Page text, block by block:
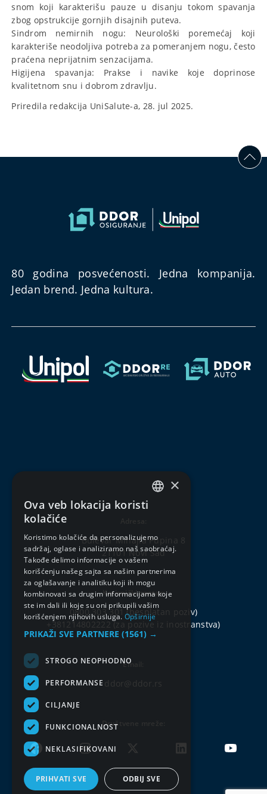
snom koji karakterišu pauze u disanju tokom spavanja
zbog opstrukcije gornjih disajnih puteva.
Sindrom nemirnih nogu: Neurološki poremećaj koji
karakteriše neodoljiva potreba za pomeranjem nogu, često
praćena neprijatnim senzacijama.
Higijena spavanja: Prakse i navike koje doprinose
kvalitetnom snu i dobrom zdravlju.
Priredila redakcija UniSalute-a, 28. jul 2025.
80 godina posvećenosti. Jedna kompanija.
Jedan brend. Jedna kultura.
Bulevar Mihajla Pupina 8
21101 Novi Sad
Korisnički centar:
0800 303 301(besplatan poziv)
+381214802222 (za pozive iz inostranstva)
Email:
ddor@ddor.rs
Društvene mreže:
×
Ova veb lokacija koristi
kolačiće
Koristimo kolačiće da personalizujemo
sadržaj, oglase i analiziramo naš saobraćaj.
Takođe delimo informacije o vašem
korišćenju našeg sajta sa našim partnerima
za oglašavanje i analitiku koji ih mogu
kombinovati sa drugim informacijama koje
ste im dali ili koje su oni prikupili vašim
korišćenjem njihovih usluga. Opširnije
PRIKAŽI SVE PARTNERE (1561) →
STROGO NEOPHODNO
PERFORMANSE
CILJANJE
FUNKCIONALNOST
NEKLASIFIKOVANI
PRIHVATI SVE ODBIJ SVE